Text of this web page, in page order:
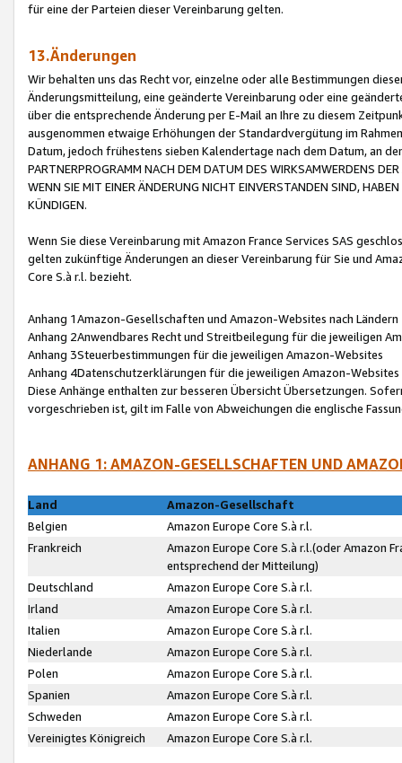
für eine der Parteien dieser Vereinbarung gelten.
13.Änderungen
Wir behalten uns das Recht vor, einzelne oder alle Bestimmungen
Änderungsmitteilung, eine geänderte Vereinbarung oder eine
über die entsprechende Änderung per E-Mail an Ihre zu diesem
ausgenommen etwaige Erhöhungen der Standardvergütung im
Datum, jedoch frühestens sieben Kalendertage nach dem Datum, an
PARTNERPROGRAMM NACH DEM DATUM DES WIRKSAMWERDENS
WENN SIE MIT EINER ÄNDERUNG NICHT EINVERSTANDEN SIND,
KÜNDIGEN.
Wenn Sie diese Vereinbarung mit Amazon France Services SAS
gelten zukünftige Änderungen an dieser Vereinbarung für Sie und
Core S.à r.l. bezieht.
Anhang 1Amazon-Gesellschaften und Amazon-Websites nach Ländern
Anhang 2Anwendbares Recht und Streitbeilegung für die jeweiligen
Anhang 3Steuerbestimmungen für die jeweiligen Amazon-Websites
Anhang 4Datenschutzerklärungen für die jeweiligen Amazon-Websites
Diese Anhänge enthalten zur besseren Übersicht Übersetzungen.
vorgeschrieben ist, gilt im Falle von Abweichungen die englische
ANHANG 1: AMAZON-GESELLSCHAFTEN UND
Land
Amazon-Gesellschaft
Belgien
Amazon Europe Core S.à r.l.
Frankreich
Amazon Europe Core S.à r.l.(oder Amazon
entsprechend der Mitteilung)
Deutschland
Amazon Europe Core S.à r.l.
Irland
Amazon Europe Core S.à r.l.
Italien
Amazon Europe Core S.à r.l.
Niederlande
Amazon Europe Core S.à r.l.
Polen
Amazon Europe Core S.à r.l.
Spanien
Amazon Europe Core S.à r.l.
Schweden
Amazon Europe Core S.à r.l.
Vereinigtes Königreich
Amazon Europe Core S.à r.l.